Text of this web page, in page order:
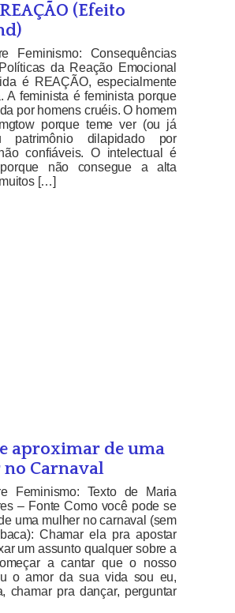
(Efeito
Feminismo: Consequências
da Reação Emocional
é REAÇÃO, especialmente
A feminista é feminista porque
por homens cruéis. O homem
porque teme ver (ou já
patrimônio dilapidado por
confiáveis. O intelectual é
não consegue a alta
[…]
aproximar de uma
Carnaval
Feminismo: Texto de Maria
– Fonte Como você pode se
uma mulher no carnaval (sem
Chamar ela pra apostar
um assunto qualquer sobre a
a cantar que o nosso
o amor da sua vida sou eu,
chamar pra dançar, perguntar